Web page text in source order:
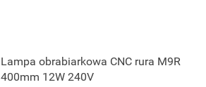
Lampa obrabiarkowa CNC rura M9R
400mm 12W 240V